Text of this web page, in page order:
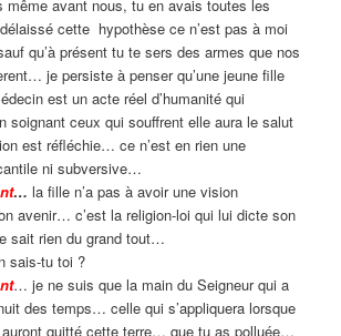
même avant nous, tu en avais toutes les
cette hypothèse ce n’est pas à moi
qu’à présent tu te sers des armes que nos
je persiste à penser qu’une jeune fille
est un acte réel d’humanité qui
soignant ceux qui souffrent elle aura le salut
est réfléchie… ce n’est en rien une
ni subversive…
…la fille n’a pas à avoir une vision
avenir… c’est la religion-loi qui lui dicte son
sait rien du grand tout…
sais-tu toi ?
… je ne suis que la main du Seigneur qui a
des temps… celle qui s’appliquera lorsque
quitté cette terre… que tu as polluée…